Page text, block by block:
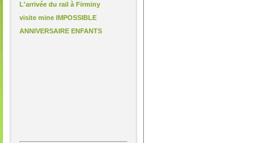
L'arrivée du rail à Firminy
visite mine IMPOSSIBLE
ANNIVERSAIRE ENFANTS